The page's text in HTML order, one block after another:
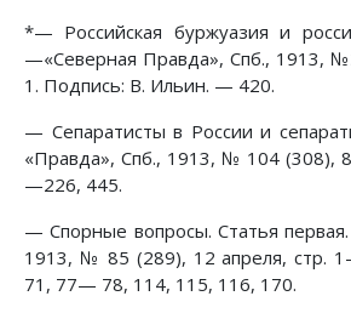
*— Российская буржуазия и
—«Северная Правда», Спб., 1913,
1. Подпись: В. Ильин. — 420.
— Сепаратисты в России и
«Правда», Спб., 1913, № 104 (308),
—226, 445.
— Спорные вопросы. Статья
1913, № 85 (289), 12 апреля, стр.
71, 77— 78, 114, 115, 116, 170.